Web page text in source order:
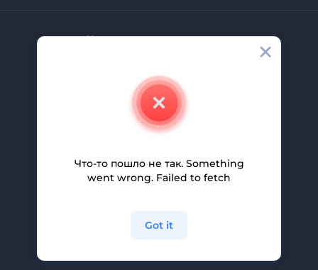
Компания
Свяжитесь С Нами
Помощь И Поддержка
Партнерская Программа
Политика Конфиденциальности
Что-то пошло не так. Something
went wrong. Failed to fetch
Got it